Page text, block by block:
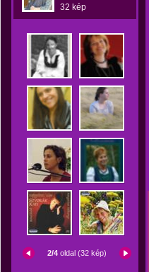
32 kép
2/4 oldal (32 kép)